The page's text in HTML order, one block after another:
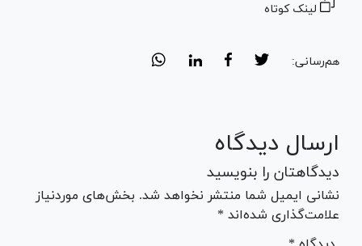
لینک کوتاه
هم‌رسانی:
ارسال دیدگاه
دیدگاهتان را بنویسید
نشانی ایمیل شما منتشر نخواهد شد. بخش‌های موردنیاز
علامت‌گذاری شده‌اند *